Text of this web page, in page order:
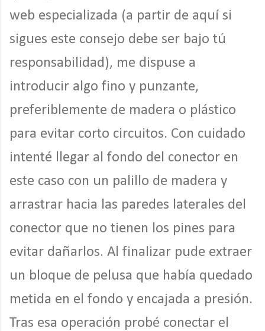
web especializada (a partir de aquí si
sigues este consejo debe ser bajo tú
responsabilidad), me dispuse a
introducir algo fino y punzante,
preferiblemente de madera o plástico
para evitar corto circuitos. Con cuidado
intenté llegar al fondo del conector en
este caso con un palillo de madera y
arrastrar hacia las paredes laterales del
conector que no tienen los pines para
evitar dañarlos. Al finalizar pude extraer
un bloque de pelusa que había quedado
metida en el fondo y encajada a presión.
Tras esa operación probé conectar el